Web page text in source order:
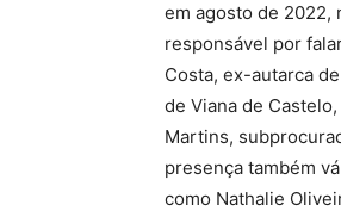
em agosto de 2022,
responsável por
Costa, ex-autarca
de Viana de
Martins,
presença também
como Nathalie